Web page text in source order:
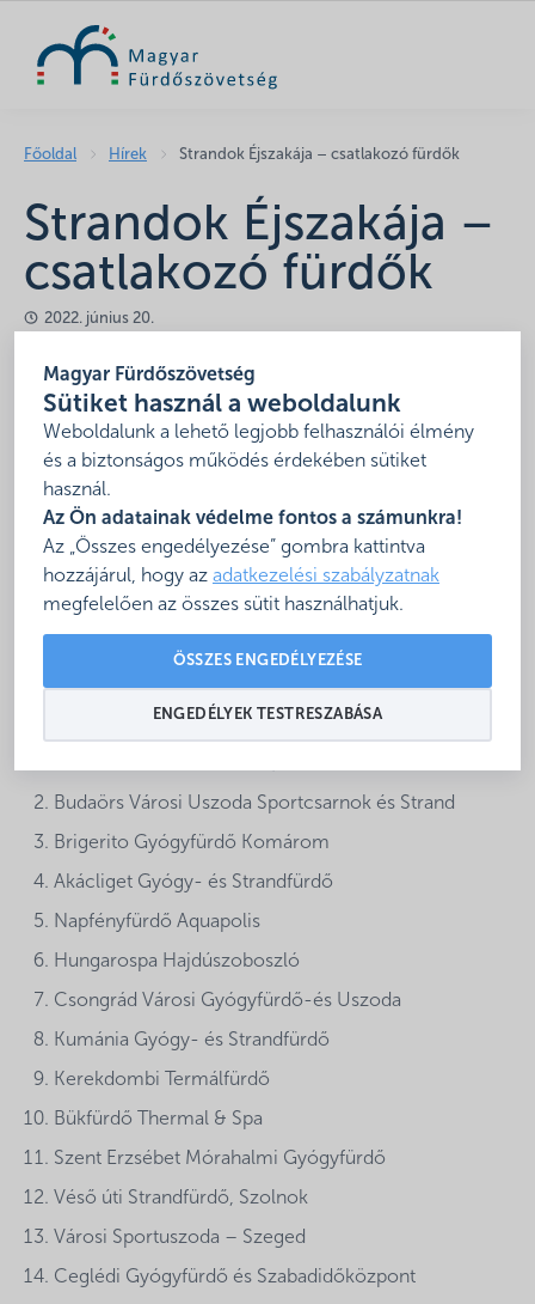
Magyar Fürdőszövetség
Sütiket használ a weboldalunk
Weboldalunk a lehető legjobb felhasználói élmény
és a biztonságos működés érdekében sütiket
használ.
Az Ön adatainak védelme fontos a számunkra!
Az „Összes engedélyezése” gombra kattintva
hozzájárul, hogy az adatkezelési szabályzatnak
megfelelően az összes sütit használhatjuk.
ÖSSZES ENGEDÉLYEZÉSE
ENGEDÉLYEK TESTRESZABÁSA
Főoldal Hírek Strandok Éjszakája – csatlakozó fürdők
Strandok Éjszakája –
csatlakozó fürdők
2022. június 20.
Magyar Fürdőszövetség által aStrandok Éjszakája
rendezvény.
Időpont: 2022. július 30. (szombat)
A fürdők szabadon szervezhetnek helyi programokat és
biztosíthatnak a vendégeknek kedvezményt. Minden
fürdő igazodhat saját, már kialakult nyitvatartási
rendjéhez.
A rendezvényhez csatlakozó fürdők az alábbiak
Budaörs Városi Uszoda Sportcsarnok és Strand
Brigerito Gyógyfürdő Komárom
Akácliget Gyógy- és Strandfürdő
Napfényfürdő Aquapolis
Hungarospa Hajdúszoboszló
Csongrád Városi Gyógyfürdő-és Uszoda
Kumánia Gyógy- és Strandfürdő
Kerekdombi Termálfürdő
Bükfürdő Thermal & Spa
Szent Erzsébet Mórahalmi Gyógyfürdő
Véső úti Strandfürdő, Szolnok
Városi Sportuszoda – Szeged
Ceglédi Gyógyfürdő és Szabadidőközpont